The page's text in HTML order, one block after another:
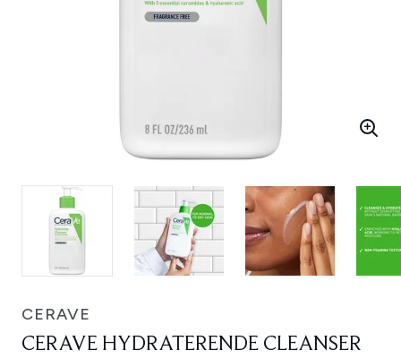
CERAVE
CERAVE HYDRATERENDE CLEANSER